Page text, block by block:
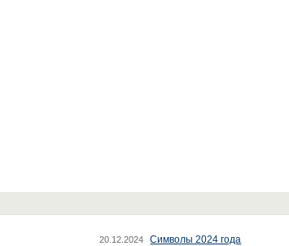
20.12.2024 Символы 2024 года